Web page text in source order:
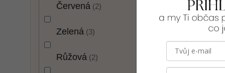
Červená 2
Zelená 3
Růžová 2
Dlouhá
[23945]
1 090